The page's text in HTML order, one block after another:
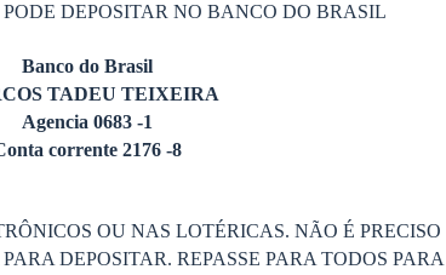
DEPOSITAR NO BANCO DO BRASIL
Banco do Brasil
TADEU TEIXEIRA
Agencia 0683 -1
corrente 2176 -8
OU NAS LOTÉRICAS. NÃO É PRECISO
DEPOSITAR. REPASSE PARA TODOS PARA